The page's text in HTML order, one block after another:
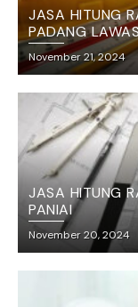
JASA HITUNG
PADANG
November 21, 2024
JASA HITUNG
PANIAI
November 20, 2024